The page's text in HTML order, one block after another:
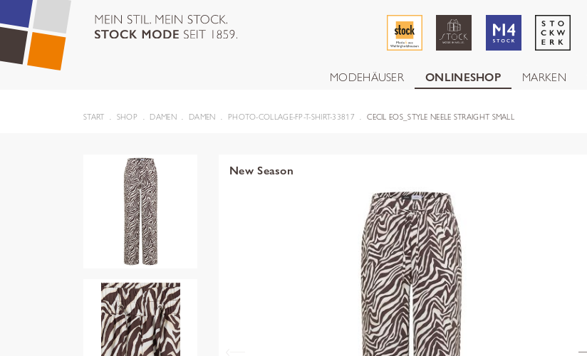
MODEHÄUSER ONLINESHOP MARKEN
START SHOP DAMEN DAMEN PHOTO-COLLAGE-FP-T-SHIRT-33817 CECIL EOS_STYLE NEELE STRAIGHT SMALL
New Season